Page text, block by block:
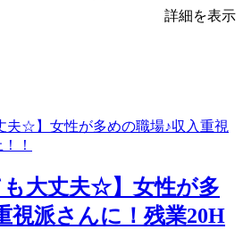
詳細を表示
も大丈夫☆】女性が多
視派さんに！残業20H